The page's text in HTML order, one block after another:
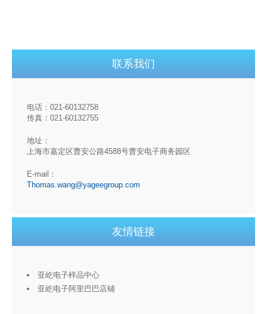
联系我们
电话：021-60132758
传真：021-60132755
地址：
上海市嘉定区曹安公路4588号曹安电子商务园区
E-mail：
Thomas.wang@yageegroup.com
友情链接
亚屹电子样品中心
亚屹电子阿里巴巴店铺